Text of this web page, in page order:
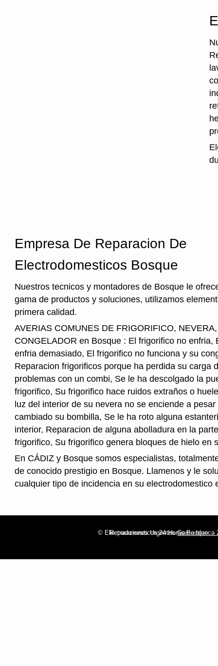
Empresa De Reparacion De
Electrodomesticos Bosque
Nuestros tecnicos y montadores de Bosque le
gama de productos y soluciones, utilizamos
primera calidad.
AVERIAS COMUNES DE FRIGORIFICO,
CONGELADOR en Bosque : El frigorifico no enfria,
enfria demasiado, El frigorifico no funciona y su
Reparacion frigorificos porque ha perdida su carga
problemas con un combi, Se le ha descolgado la
frigorifico, Su frigorifico hace ruidos extraños o
luz del interior de su nevera no se enciende a
cambiado su bombilla, Se le ha roto alguna
interior, Reparacion de alguna abolladura en la
frigorifico, Su frigorifico genera bloques de hielo en
En CÁDIZ y Bosque somos especialistas,
de conocido prestigio en Bosque. Llamenos y le
cualquier tipo de incidencia en su electrodomestico
© Electrodomesticos 24 Horas Bosque
Reparaciones UrgentesGama blanca